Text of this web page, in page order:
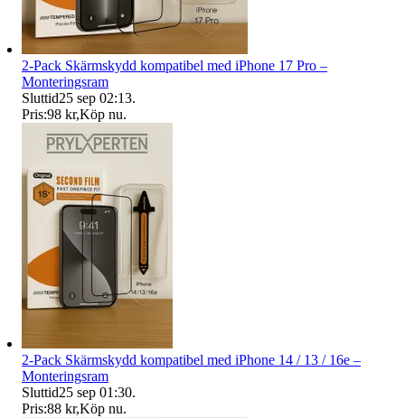
2-Pack Skärmskydd kompatibel med iPhone 17 Pro –
Monteringsram
Sluttid25 sep 02:13.
Pris:98 kr,Köp nu.
2-Pack Skärmskydd kompatibel med iPhone 14 / 13 / 16e –
Monteringsram
Sluttid25 sep 01:30.
Pris:88 kr,Köp nu.